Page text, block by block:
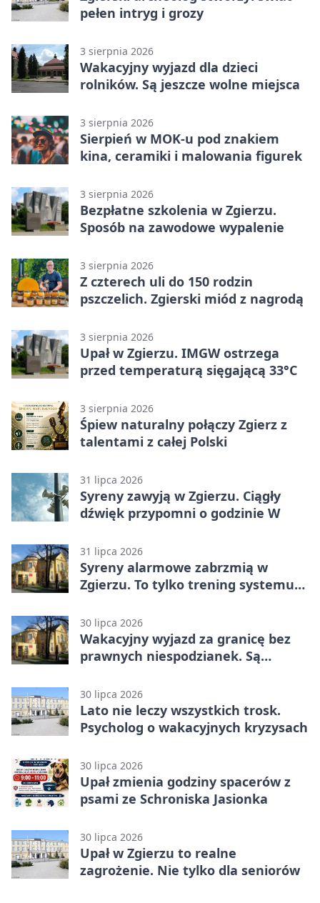
pełen intryg i grozy
3 sierpnia 2026
Wakacyjny wyjazd dla dzieci
rolników. Są jeszcze wolne miejsca
3 sierpnia 2026
Sierpień w MOK-u pod znakiem
kina, ceramiki i malowania figurek
3 sierpnia 2026
Bezpłatne szkolenia w Zgierzu.
Sposób na zawodowe wypalenie
3 sierpnia 2026
Z czterech uli do 150 rodzin
pszczelich. Zgierski miód z nagrodą
3 sierpnia 2026
Upał w Zgierzu. IMGW ostrzega
przed temperaturą sięgającą 33°C
3 sierpnia 2026
Śpiew naturalny połączy Zgierz z
talentami z całej Polski
31 lipca 2026
Syreny zawyją w Zgierzu. Ciągły
dźwięk przypomni o godzinie W
31 lipca 2026
Syreny alarmowe zabrzmią w
Zgierzu. To tylko trening systemu
30 lipca 2026
Wakacyjny wyjazd za granicę bez
prawnych niespodzianek. Są
30 lipca 2026
Lato nie leczy wszystkich trosk.
Psycholog o wakacyjnych kryzysach
30 lipca 2026
Upał zmienia godziny spacerów z
psami ze Schroniska Jasionka
30 lipca 2026
Upał w Zgierzu to realne
zagrożenie. Nie tylko dla seniorów